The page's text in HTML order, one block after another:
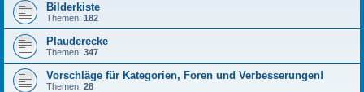
Bilderkiste
Themen: 182
Plauderecke
Themen: 347
Vorschläge für Kategorien, Foren und Verbesserungen!
Themen: 28